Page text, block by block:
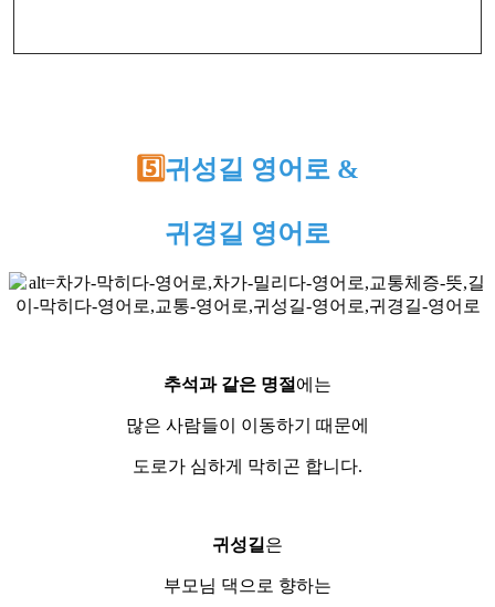
5️⃣귀성길 영어로 &
귀경길 영어로
추석과 같은 명절 에는
많은 사람들이 이동하기 때문에
도로가 심하게 막히곤 합니다.
귀성길 은
부모님 댁으로 향하는